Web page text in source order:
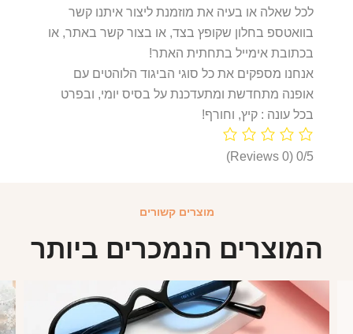
לכל שאלה או בעיה את מוזמנת ליצור איתנו קשר
בוואטספ בחלון שקופץ בצד, או בצור קשר באתר, או
בכתובת אימייל בתחתית האתר!
אנחנו מספקים את כל סוגי הביגוד הלוהטים עם
אופנה מתחדשת ומתעדכנת על בסיס יומי, ובפרט
בכל עונה : קיץ, וחורף!
0/5
(0 Reviews)
מוצרים קשורים
המוצרים הנמכרים ביותר